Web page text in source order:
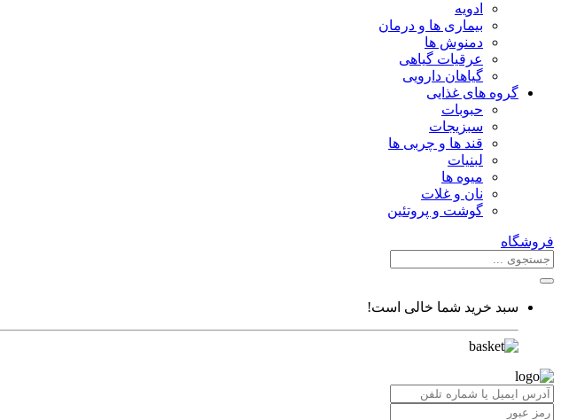
ادویه
بیماری ها و درمان
دمنوش ها
عرقیات گیاهی
گیاهان دارویی
گروه های غذایی
حبوبات
سبزیجات
قند ها و چربی ها
لبنیات
میوه ها
نان و غلات
گوشت و پروتئین
فروشگاه
سبد خرید شما خالی است!